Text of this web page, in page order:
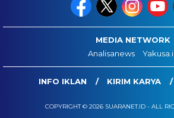
MEDIA NETWORK
Analisanews
INFO IKLAN KIRIM KARYA
COPYRIGHT © 2026 SUARANET.ID - ALL